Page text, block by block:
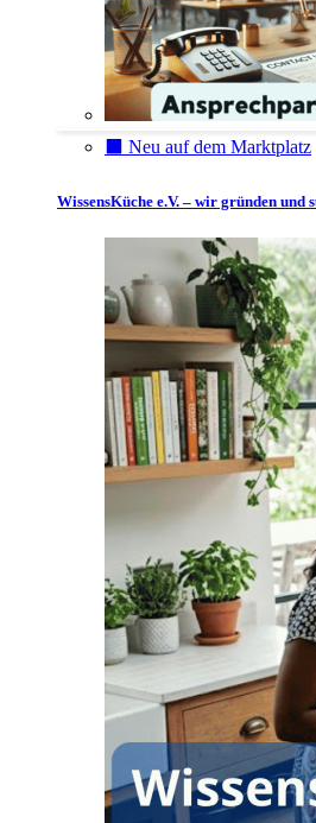
⬛️ Neu auf dem Marktplatz
WissensKüche e.V. – wir gründen